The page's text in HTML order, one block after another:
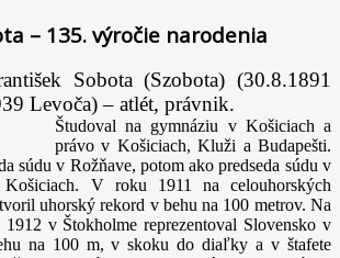
– 135. výročie narodenia
Sobota (Szobota) (30.8.1891
Levoča) – atlét, právnik.
Študoval na gymnáziu v Košiciach a
právo v Košiciach, Kluži a Budapešti.
súdu v Rožňave, potom ako predseda súdu v
V roku 1911 na celouhorských
uhorský rekord v behu na 100 metrov. Na
v Štokholme reprezentoval Slovensko v
na 100 m, v skoku do diaľky a v štafete